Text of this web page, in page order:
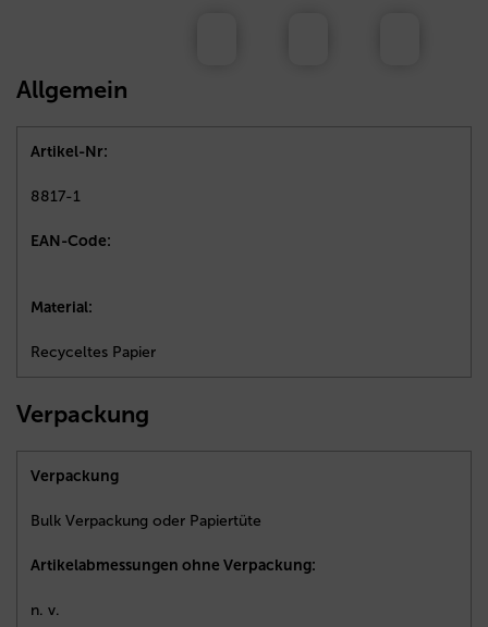
Allgemein
Artikel-Nr:
8817-1
EAN-Code:
Material:
Recyceltes Papier
Verpackung
Verpackung
Bulk Verpackung oder Papiertüte
Artikelabmessungen ohne Verpackung:
n. v.